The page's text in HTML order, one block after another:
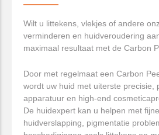
Wilt u littekens, vlekjes of andere
verminderen en huidveroudering
maximaal resultaat met de Carbon
Door met regelmaat een Carbon
wordt uw huid met uiterste precisie,
apparatuur en high-end
De huidexpert kan u helpen met
huidverslapping, pigmentatie